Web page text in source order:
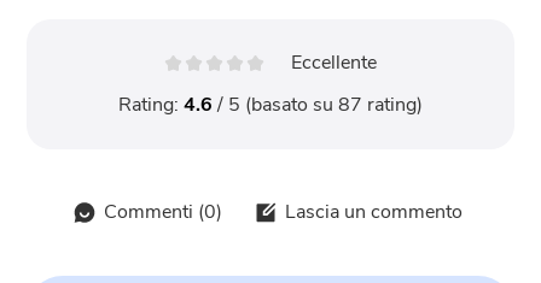
Eccellente
Rating: 4.6/ 5 (basato su 87 rating)
Commenti (0) Lascia un commento